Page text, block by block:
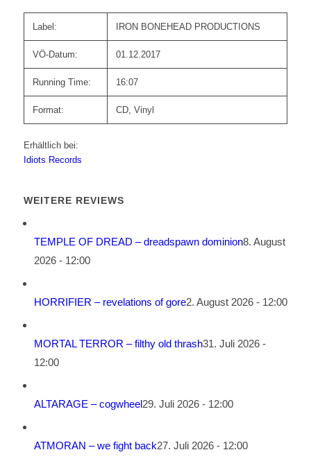
Label: IRON BONEHEAD PRODUCTIONS
VÖ-Datum: 01.12.2017
Running Time: 16:07
Format: CD, Vinyl
Erhältlich bei:
Idiots Records
WEITERE REVIEWS
TEMPLE OF DREAD – dreadspawn dominion8. August
2026 - 12:00
HORRIFIER – revelations of gore2. August 2026 - 12:00
MORTAL TERROR – filthy old thrash31. Juli 2026 -
12:00
ALTARAGE – cogwheel29. Juli 2026 - 12:00
ATMORAN – we fight back27. Juli 2026 - 12:00